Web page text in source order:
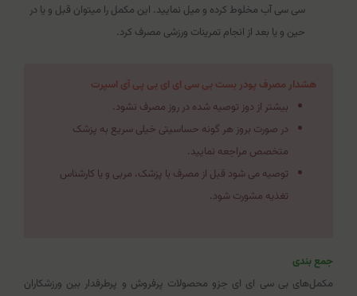
سی سی آب مخلوط کرده و میل نمایید. این مکمل را میتوان قبل و یا در
حین و یا بعد از انجام تمرینات ورزشی مصرف کرد.
هشدار مصرف پودر بست بی سی ای ای بی پی آی اسپرت
بیشتر از دوز توصیه شده در روز مصرف نشود.
در صورت بروز هر گونه حساسیتی خیلی سریع به پزشک
متخصص مراجعه نمایید.
توصیه می شود قبل از مصرف با پزشک، مربی و یا کارشناس
تغذیه مشورت شود.
جمع بندی
مکمل‌های بی سی ای ای جزو محصولات پرفروش و پرطرفدار بین ورزشکاران